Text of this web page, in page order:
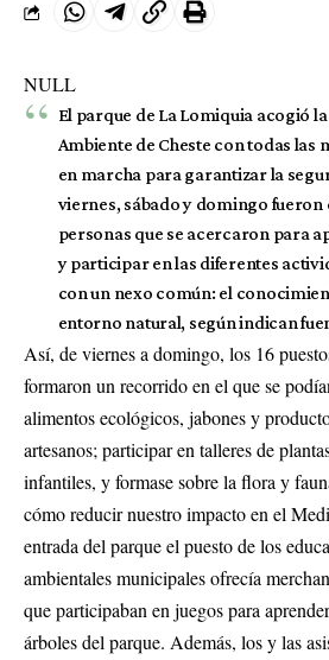
NULL
El parque de La Lomiquia acogió
Ambiente de Cheste con todas las
en marcha para garantizar la
viernes, sábado y domingo fueron
personas que se acercaron para
y participar en las diferentes
con un nexo común: el
entorno natural, según indican
Así, de viernes a domingo, los 16
formaron un recorrido en el que se
alimentos ecológicos, jabones y
artesanos; participar en talleres de
infantiles, y formase sobre la flora y
cómo reducir nuestro impacto en el
entrada del parque el puesto de los
ambientales municipales ofrecía
que participaban en juegos para
árboles del parque. Además, los y las